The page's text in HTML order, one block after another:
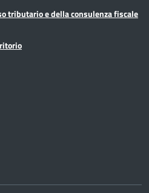
tributario e della consulenza fiscale